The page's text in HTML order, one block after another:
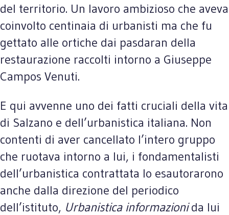
del territorio. Un lavoro ambizioso che aveva
coinvolto centinaia di urbanisti ma che fu
gettato alle ortiche dai pasdaran della
restaurazione raccolti intorno a Giuseppe
Campos Venuti.
E qui avvenne uno dei fatti cruciali della vita
di Salzano e dell’urbanistica italiana. Non
contenti di aver cancellato l’intero gruppo
che ruotava intorno a lui, i fondamentalisti
dell’urbanistica contrattata lo esautorarono
anche dalla direzione del periodico
dell’istituto, Urbanistica informazionida lui